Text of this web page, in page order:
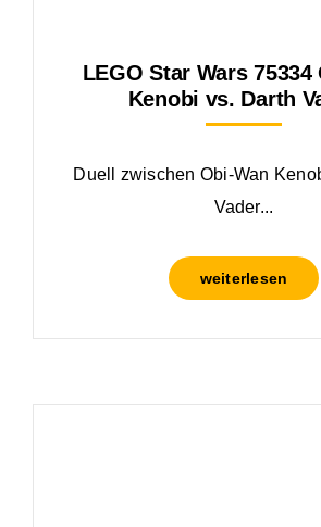
LEGO Star Wars 75334
Kenobi vs. Darth
Duell zwischen Obi-Wan
Vader...
weiterlesen